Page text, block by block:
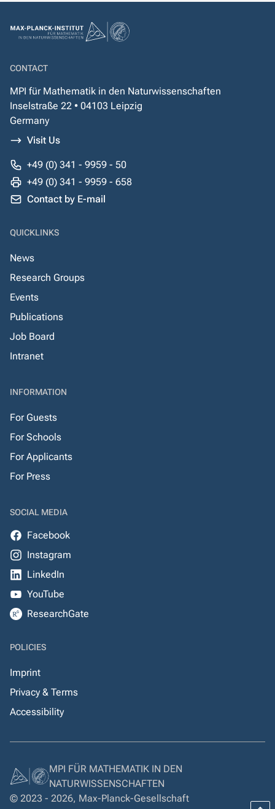
CONTACT
MPI für Mathematik in den Naturwissenschaften
Inselstraße 22 • 04103 Leipzig
Germany
Visit Us
+49 (0) 341 - 9959 - 50
+49 (0) 341 - 9959 - 658
Contact by E-mail
QUICKLINKS
News
Research Groups
Events
Publications
Job Board
Intranet
INFORMATION
For Guests
For Schools
For Applicants
For Press
SOCIAL MEDIA
Facebook
Instagram
LinkedIn
YouTube
ResearchGate
POLICIES
Imprint
Privacy & Terms
Accessibility
MPI FÜR MATHEMATIK IN DEN
NATURWISSENSCHAFTEN
© 2023 - 2026, Max-Planck-Gesellschaft